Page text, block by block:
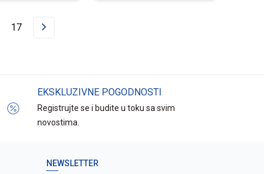
17
EKSKLUZIVNE POGODNOSTI
Registrujte se i budite u toku sa svim
novostima.
NEWSLETTER